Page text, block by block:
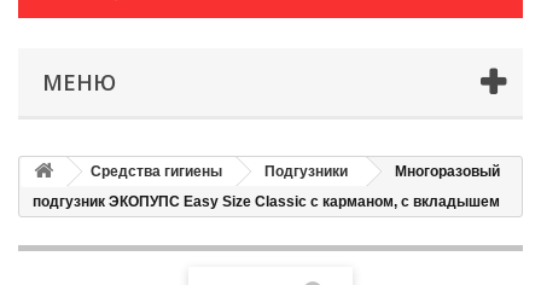
МЕНЮ
Средства гигиены Подгузники
Многоразовый
подгузник ЭКОПУПС Easy Size Classic с карманом, с вкладышем